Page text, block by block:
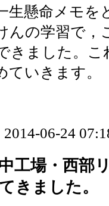
生懸命メモを
の学習で，
きました。
ていきます。
2014-06-24
工場・西
きました。